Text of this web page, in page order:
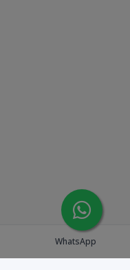
WhatsApp